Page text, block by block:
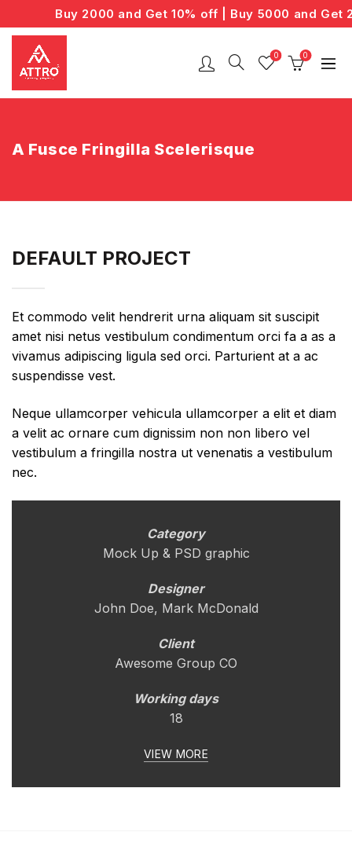
Buy 2000 and Get 10% off | Buy 5000 and Get
0 0
A Fusce Fringilla Scelerisque
DEFAULT PROJECT
Et commodo velit hendrerit urna aliquam sit suscipit
amet nisi netus vestibulum condimentum orci fa a as a
vivamus adipiscing ligula sed orci. Parturient at a ac
suspendisse vest.
Neque ullamcorper vehicula ullamcorper a elit et diam
a velit ac ornare cum dignissim non non libero vel
vestibulum a fringilla nostra ut venenatis a vestibulum
nec.
Category
Mock Up & PSD graphic
Designer
John Doe, Mark McDonald
Client
Awesome Group CO
Working days
18
VIEW MORE